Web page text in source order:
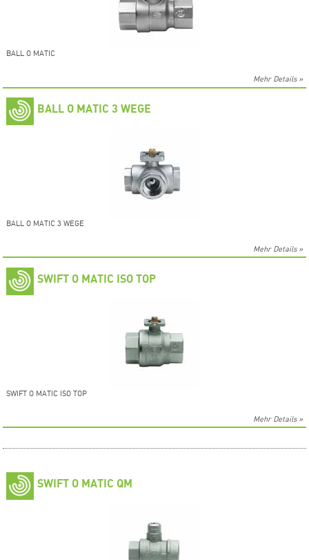
BALL O MATIC
Mehr Details »
BALL O MATIC 3 WEGE
BALL O MATIC 3 WEGE
Mehr Details »
SWIFT O MATIC ISO TOP
SWIFT O MATIC ISO TOP
Mehr Details »
SWIFT O MATIC QM